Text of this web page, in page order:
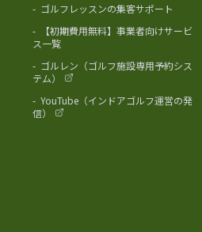
- ゴルフレッスンの集客サポート
-
【初期費用無料】事業者向けサービ
ス一覧
- ゴルレン（ゴルフ施設専用予約シス
テム）
- YouTube（インドアゴルフ運営の発
信）